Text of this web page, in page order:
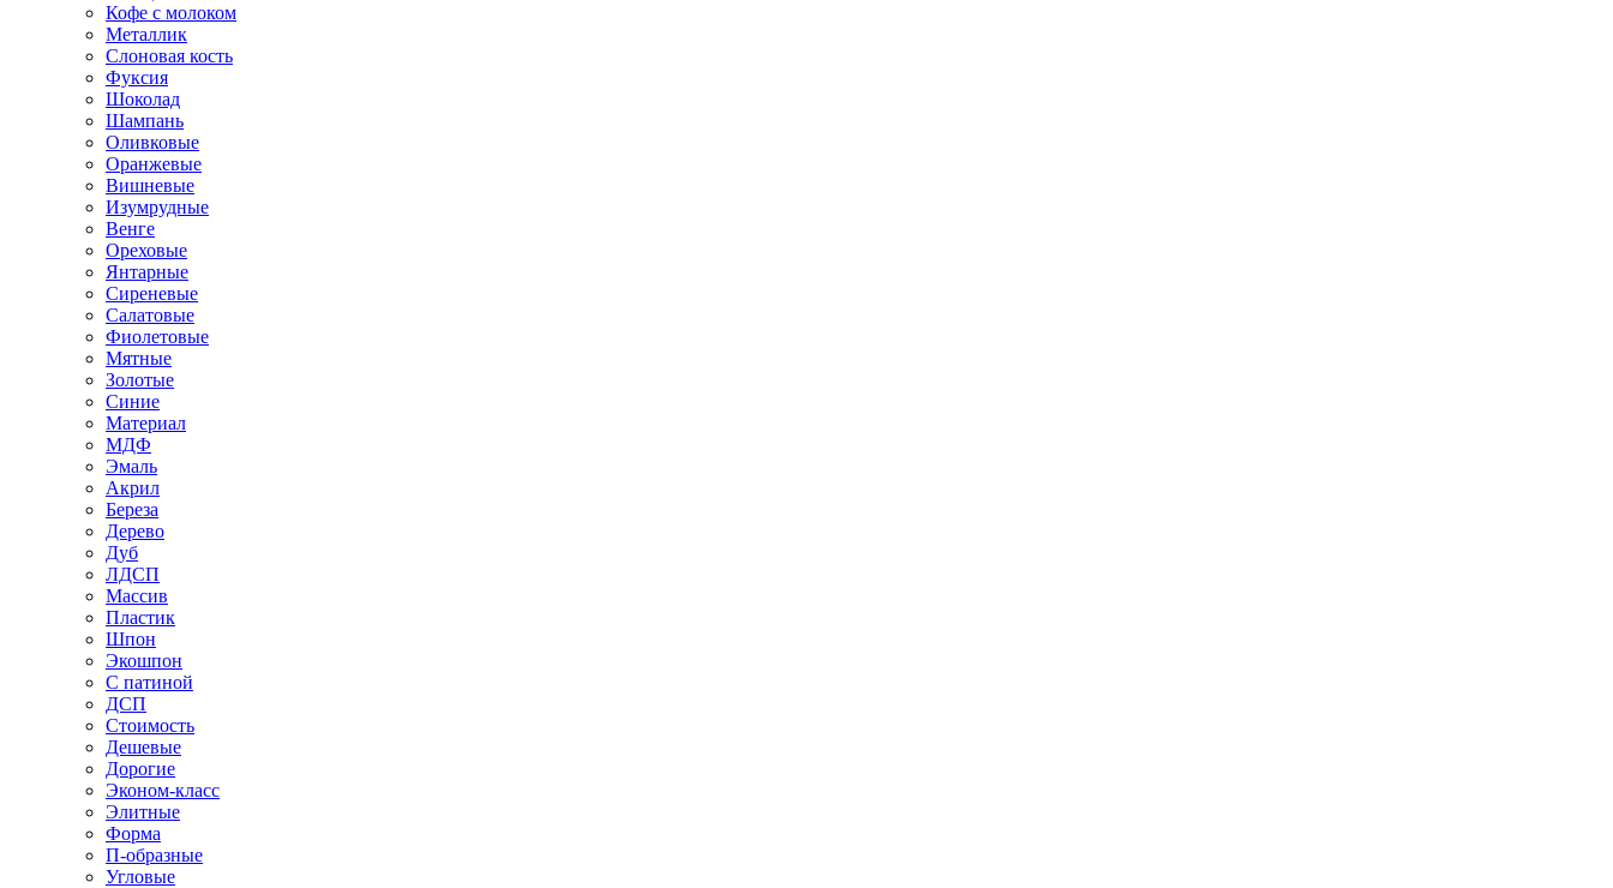
Кофе с молоком
Металлик
Слоновая кость
Фуксия
Шоколад
Шампань
Оливковые
Оранжевые
Вишневые
Изумрудные
Венге
Ореховые
Янтарные
Сиреневые
Салатовые
Фиолетовые
Мятные
Золотые
Синие
Материал
МДФ
Эмаль
Акрил
Береза
Дерево
Дуб
ЛДСП
Массив
Пластик
Шпон
Экошпон
С патиной
ДСП
Стоимость
Дешевые
Дорогие
Эконом-класс
Элитные
Форма
П-образные
Угловые